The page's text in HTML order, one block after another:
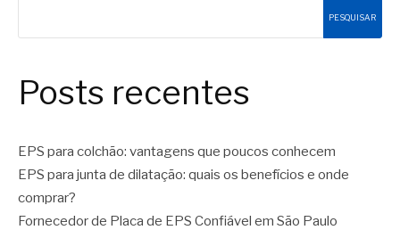
PESQUISAR
Posts recentes
EPS para colchão: vantagens que poucos conhecem
EPS para junta de dilatação: quais os benefícios e onde
comprar?
Fornecedor de Placa de EPS Confiável em São Paulo